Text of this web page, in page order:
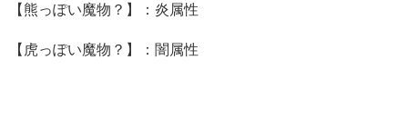
【熊っぽい魔物？】：炎属性
【虎っぽい魔物？】：闇属性